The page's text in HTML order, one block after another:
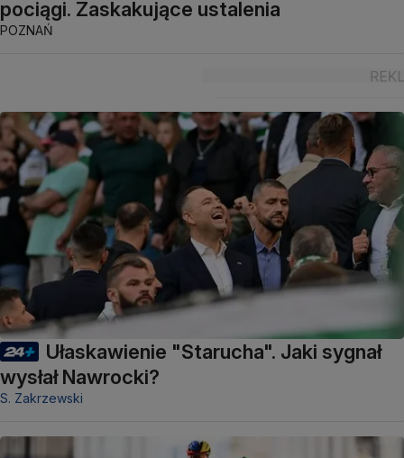
pociągi. Zaskakujące ustalenia
POZNAŃ
Ułaskawienie "Starucha". Jaki sygnał
wysłał Nawrocki?
S. Zakrzewski